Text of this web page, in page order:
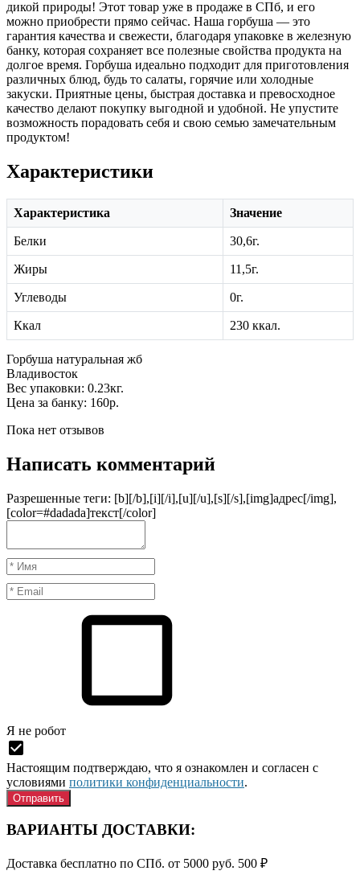
дикой природы! Этот товар уже в продаже в СПб, и его
можно приобрести прямо сейчас. Наша горбуша — это
гарантия качества и свежести, благодаря упаковке в железную
банку, которая сохраняет все полезные свойства продукта на
долгое время. Горбуша идеально подходит для приготовления
различных блюд, будь то салаты, горячие или холодные
закуски. Приятные цены, быстрая доставка и превосходное
качество делают покупку выгодной и удобной. Не упустите
возможность порадовать себя и свою семью замечательным
продуктом!
Характеристики
Характеристика Значение
Белки 30,6г.
Жиры 11,5г.
Углеводы 0г.
Ккал 230 ккал.
Горбуша натуральная жб
Владивосток
Вес упаковки: 0.23кг.
Цена за банку: 160р.
Пока нет отзывов
Написать комментарий
Разрешенные теги: [b][/b],[i][/i],[u][/u],[s][/s],[img]адрес[/img],
[color=#dadada]текст[/color]
Я нe рoбoт
Настоящим подтверждаю, что я ознакомлен и согласен с
условиями политики конфиденциальности.
ВАРИАНТЫ ДОСТАВКИ:
Доставка бесплатно по СПб. от 5000 руб. 500 ₽